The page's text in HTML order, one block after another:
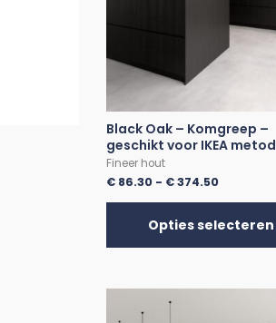
Black Oak – Komgreep –
geschikt voor IKEA metod
Fineer hout
€ 86.30 - €374.50
Opties selecteren